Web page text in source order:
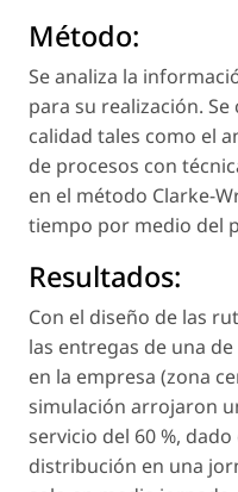
Método:
Se analiza la
para su realización.
calidad tales como el
de procesos con
en el método Clarke-
tiempo por medio del
Resultados:
Con el diseño de las
las entregas de una
en la empresa (zona
simulación arrojaron
servicio del 60 %,
distribución en una